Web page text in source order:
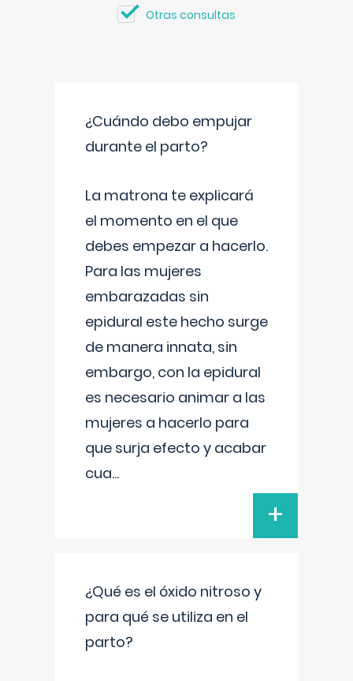
Otras consultas
¿Cuándo debo empujar
durante el parto?
La matrona te explicará
el momento en el que
debes empezar a hacerlo.
Para las mujeres
embarazadas sin
epidural este hecho surge
de manera innata, sin
embargo, con la epidural
es necesario animar a las
mujeres a hacerlo para
que surja efecto y acabar
cua...
+
¿Qué es el óxido nitroso y
para qué se utiliza en el
parto?